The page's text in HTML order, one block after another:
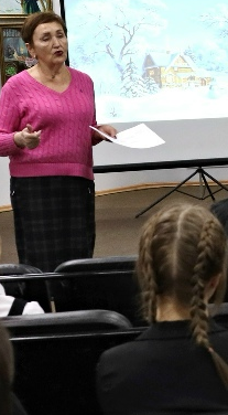
Яковлевич
Иванович
войны